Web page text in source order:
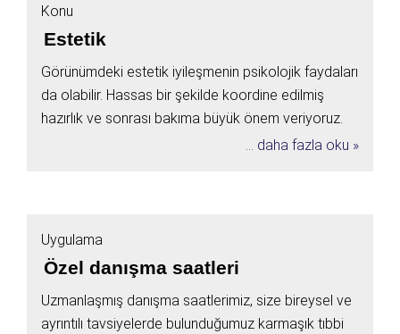
Konu
Estetik
Görünümdeki estetik iyileşmenin psikolojik faydaları
da olabilir. Hassas bir şekilde koordine edilmiş
hazırlık ve sonrası bakıma büyük önem veriyoruz.
... daha fazla oku »
Uygulama
Özel danışma saatleri
Uzmanlaşmış danışma saatlerimiz, size bireysel ve
ayrıntılı tavsiyelerde bulunduğumuz karmaşık tıbbi